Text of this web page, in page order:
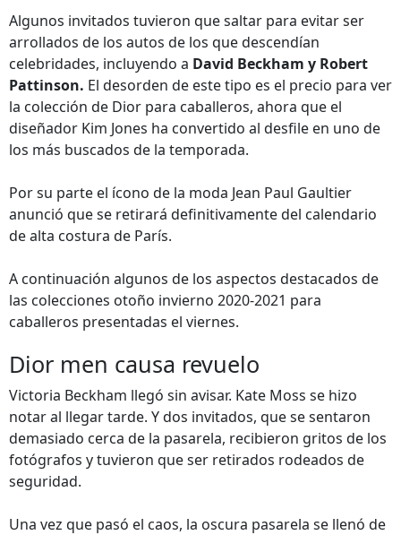
Algunos invitados tuvieron que saltar para evitar ser
arrollados de los autos de los que descendían
celebridades, incluyendo a David Beckham y Robert
Pattinson. El desorden de este tipo es el precio para ver
la colección de Dior para caballeros, ahora que el
diseñador Kim Jones ha convertido al desfile en uno de
los más buscados de la temporada.
Por su parte el ícono de la moda Jean Paul Gaultier
anunció que se retirará definitivamente del calendario
de alta costura de París.
A continuación algunos de los aspectos destacados de
las colecciones otoño invierno 2020-2021 para
caballeros presentadas el viernes.
Dior men causa revuelo
Victoria Beckham llegó sin avisar. Kate Moss se hizo
notar al llegar tarde. Y dos invitados, que se sentaron
demasiado cerca de la pasarela, recibieron gritos de los
fotógrafos y tuvieron que ser retirados rodeados de
seguridad.
Una vez que pasó el caos, la oscura pasarela se llenó de